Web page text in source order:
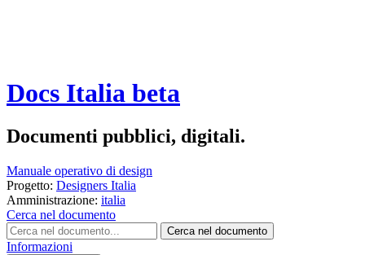
Docs Italia beta
Documenti pubblici, digitali.
Manuale operativo di design
Progetto: Designers Italia
Amministrazione: italia
Cerca nel documento
Cerca nel documento
Informazioni